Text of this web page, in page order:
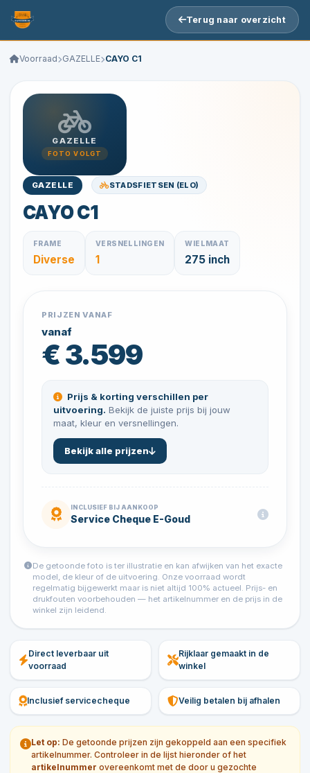
Terug naar overzicht
Voorraad GAZELLE CAYO C1
GAZELLE
FOTO VOLGT
GAZELLE STADSFIETSEN (ELO)
CAYO C1
FRAME
Diverse
VERSNELLINGEN
1
WIELMAAT
275 inch
PRIJZEN VANAF
vanaf
€ 3.599
Prijs & korting verschillen per
uitvoering. Bekijk de juiste prijs bij jouw
maat, kleur en versnellingen.
Bekijk alle prijzen
INCLUSIEF BIJ AANKOOP
Service Cheque E-Goud
De getoonde foto is ter illustratie en kan afwijken van het exacte
model, de kleur of de uitvoering. Onze voorraad wordt
regelmatig bijgewerkt maar is niet altijd 100% actueel. Prijs- en
drukfouten voorbehouden — het artikelnummer en de prijs in de
winkel zijn leidend.
Direct leverbaar uit
voorraad
Rijklaar gemaakt in de
winkel
Inclusief servicecheque Veilig betalen bij afhalen
Let op: De getoonde prijzen zijn gekoppeld aan een specifiek
artikelnummer. Controleer in de lijst hieronder of het
artikelnummer overeenkomt met de door u gezochte